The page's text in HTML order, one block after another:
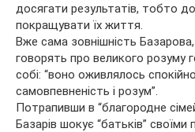
досягати результатів, тобто
покращувати їх життя.
Вже сама зовнішність
говорять про великого розуму
собі: “воно оживлялось
самовпевненість і розум”.
Потрапивши в “благородне
Базарів шокує “батьків”